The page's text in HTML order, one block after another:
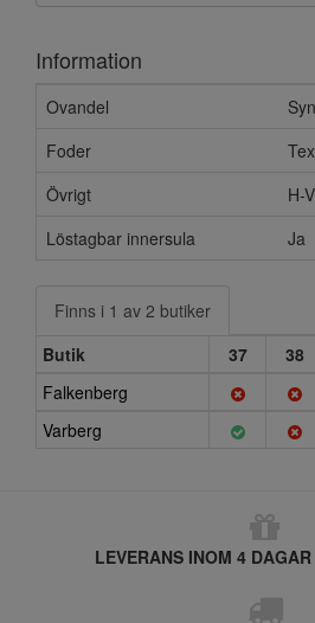
Information
Ovandel
Foder
Övrigt
H-
Löstagbar innersula
Ja
Finns i 1 av 2 butiker
Butik
37 38
Falkenberg
Varberg
LEVERANS INOM 4